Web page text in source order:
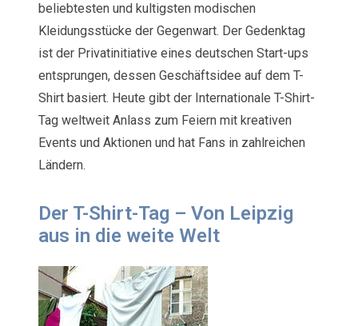
beliebtesten und kultigsten modischen
Kleidungsstücke der Gegenwart. Der Gedenktag
ist der Privatinitiative eines deutschen Start-ups
entsprungen, dessen Geschäftsidee auf dem T-
Shirt basiert. Heute gibt der Internationale T-Shirt-
Tag weltweit Anlass zum Feiern mit kreativen
Events und Aktionen und hat Fans in zahlreichen
Ländern.
Der T-Shirt-Tag – Von Leipzig
aus in die weite Welt